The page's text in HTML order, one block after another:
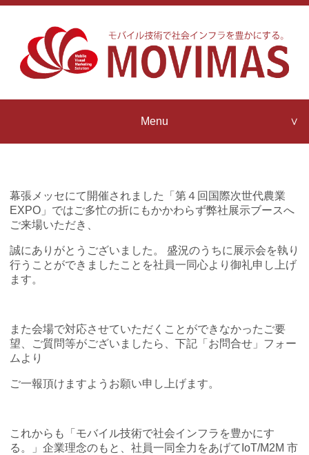
Menu
Contact us
News Release
MOVIMAS
MOVIMAS
IoT Consultant Room
幕張メッセにて開催されました「第４回国際次世代農業
EXPO」ではご多忙の折にもかかわらず弊社展示ブースへ
ご来場いただき、
誠にありがとうございました。 盛況のうちに展示会を執り
行うことができましたことを社員一同心より御礼申し上げ
ます。
また会場で対応させていただくことができなかったご要
望、ご質問等がございましたら、下記「お問合せ」フォー
ムより
ご一報頂けますようお願い申し上げます。
これからも「モバイル技術で社会インフラを豊かにす
る。」企業理念のもと、社員一同全力をあげてIoT/M2M 市